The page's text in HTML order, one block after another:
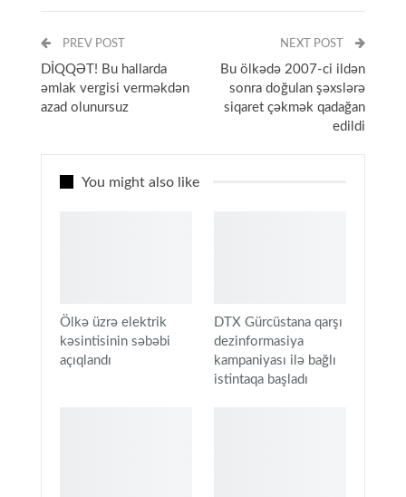
WhatsApp
PREV POST
DİQQƏT! Bu hallarda
əmlak vergisi verməkdən
azad olunursuz
NEXT POST
Bu ölkədə 2007-ci ildən
sonra doğulan şəxslərə
siqaret çəkmək qadağan
edildi
You might also like
Ölkə üzrə elektrik
kəsintisinin səbəbi
açıqlandı
DTX Gürcüstana qarşı
dezinformasiya
kampaniyası ilə bağlı
istintaqa başladı